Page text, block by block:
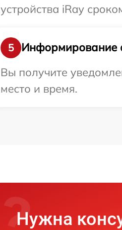
устройства iRay
5
Информирование
Вы получите
место и время.
Нужна